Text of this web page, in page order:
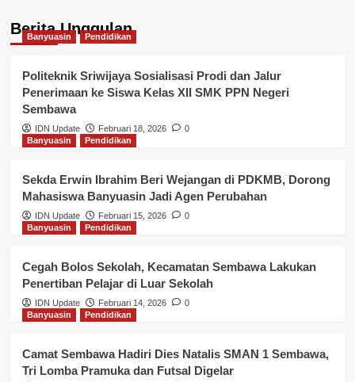
Berita Unggulan
Banyuasin Pendidikan
Politeknik Sriwijaya Sosialisasi Prodi dan Jalur
Penerimaan ke Siswa Kelas XII SMK PPN Negeri
Sembawa
IDN Update Februari 18, 2026
0
Banyuasin
Pendidikan
Sekda Erwin Ibrahim Beri Wejangan di PDKMB, Dorong
Mahasiswa Banyuasin Jadi Agen Perubahan
IDN Update Februari 15, 2026
0
Banyuasin
Pendidikan
Cegah Bolos Sekolah, Kecamatan Sembawa Lakukan
Penertiban Pelajar di Luar Sekolah
IDN Update Februari 14, 2026
0
Banyuasin
Pendidikan
Camat Sembawa Hadiri Dies Natalis SMAN 1 Sembawa,
Tri Lomba Pramuka dan Futsal Digelar